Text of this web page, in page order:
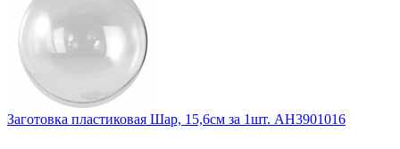
Заготовка пластиковая Шар, 15,6см за 1шт. АН3901016